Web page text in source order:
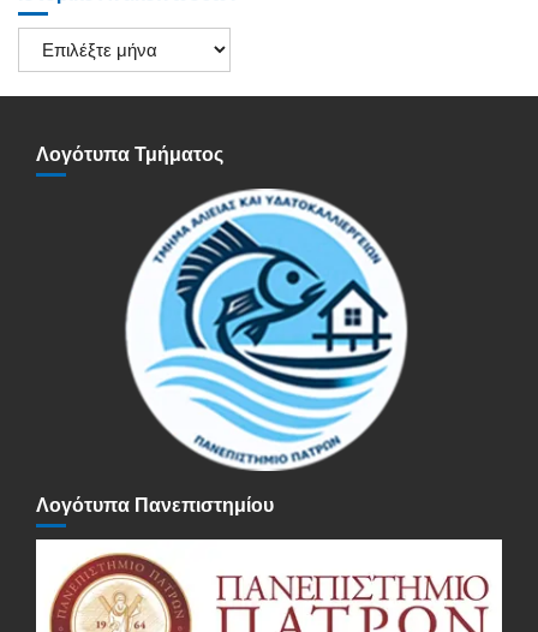
Ιστορικό
Ανακοινώσεων
Λογότυπα Τμήματος
Λογότυπα Πανεπιστημίου